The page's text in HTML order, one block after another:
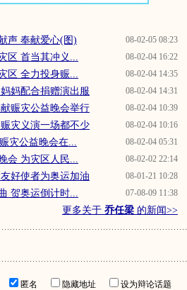
08-02-05 08:23
声 奉献爱心(图)
08-02-04 16:22
区 首当其冲义...
08-02-04 14:35
区 全力投身赈...
08-02-04 14:31
妈配合捐赠演出服
08-02-04 10:39
赈灾公益晚会举行
08-02-04 10:16
灾义演一场都不少
08-02-04 05:31
灾公益晚会在...
08-02-02 22:14
会 为灾区人民...
08-01-21 10:28
好使者为奥运加油
07-08-09 11:38
贺奥运倒计时...
更多关于 乔任梁 的新闻>>
匿名 隐藏地址
设为辩论话题